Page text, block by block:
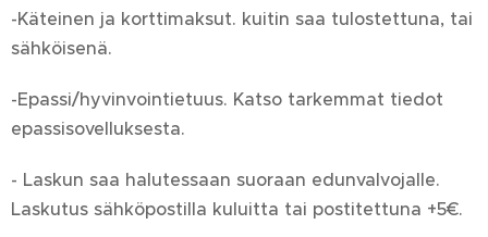
-Käteinen ja korttimaksut. kuitin saa tulostettuna, tai
sähköisenä.
-Epassi/hyvinvointietuus. Katso tarkemmat tiedot
epassisovelluksesta.
- Laskun saa halutessaan suoraan edunvalvojalle.
Laskutus sähköpostilla kuluitta tai postitettuna +5€.